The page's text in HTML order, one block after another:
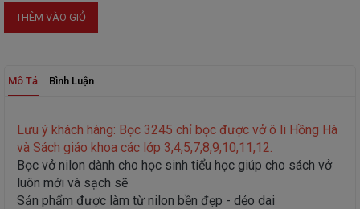
THÊM VÀO GIỎ
Mô Tả Bình Luận
Lưu ý khách hàng: Bọc 3245 chỉ bọc được vở ô li Hồng Hà
và Sách giáo khoa các lớp 3,4,5,7,8,9,10,11,12.
Bọc vở nilon dành cho học sinh tiểu học giúp cho sách vở
luôn mới và sạch sẽ
Sản phẩm được làm từ nilon bền đẹp - dẻo dai